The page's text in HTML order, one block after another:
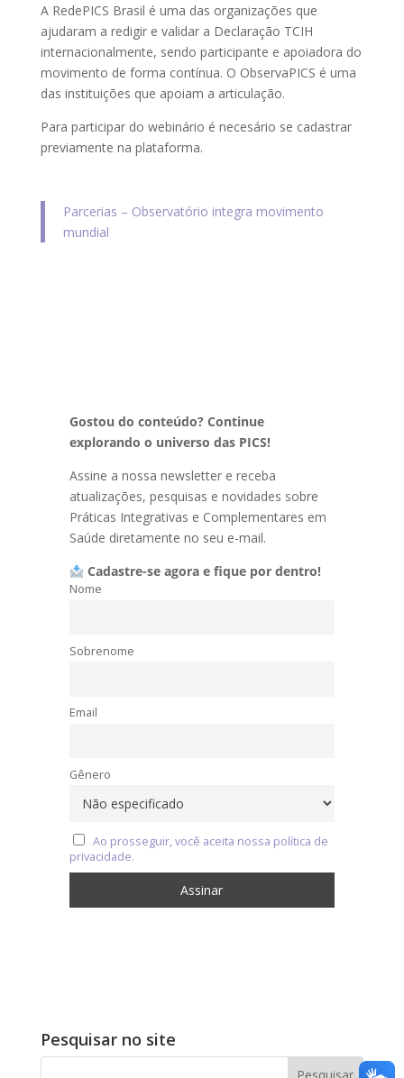
A RedePICS Brasil é uma das organizações que
ajudaram a redigir e validar a Declaração TCIH
internacionalmente, sendo participante e apoiadora do
movimento de forma contínua. O ObservaPICS é uma
das instituições que apoiam a articulação.
Para participar do webinário é necesário se cadastrar
previamente na plataforma.
Parcerias – Observatório integra movimento
mundial
Gostou do conteúdo? Continue
explorando o universo das PICS!
Assine a nossa newsletter e receba
atualizações, pesquisas e novidades sobre
Práticas Integrativas e Complementares em
Saúde diretamente no seu e-mail.
Cadastre-se agora e fique por dentro!
Nome
Sobrenome
Email
Gênero
Ao prosseguir, você aceita nossa política de
privacidade.
Pesquisar no site